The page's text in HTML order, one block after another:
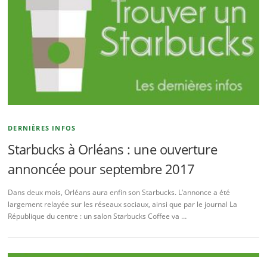
DERNIÈRES INFOS
Starbucks à Orléans : une ouverture
annoncée pour septembre 2017
Dans deux mois, Orléans aura enfin son Starbucks. L’annonce a été
largement relayée sur les réseaux sociaux, ainsi que par le journal La
République du centre : un salon Starbucks Coffee va …